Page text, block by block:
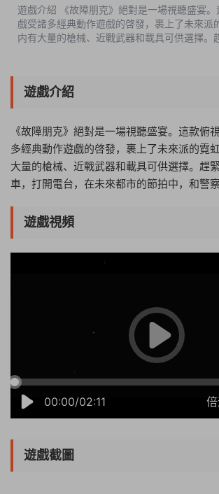
遊戲介紹 《故障朋克》絕對是一場視聽盛宴
戲受諸多經典動作遊戲的啓發，裹上了未來派
内有大量的槍械、近戰武器和載具可供選擇。
遊戲介紹
《故障朋克》絕對是一場視聽盛宴。這款俯
多經典動作遊戲的啓發，裹上了未來派的霓
大量的槍械、近戰武器和載具可供選擇。趕
車，打開電台，在未來都市的節拍中，和警察
遊戲視頻
00:00/02:11
遊戲截圖